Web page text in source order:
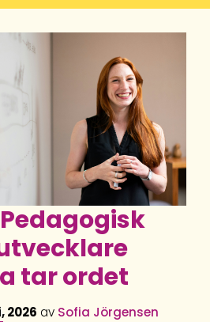
tar ordet
2026 av Sofia Jörgensen